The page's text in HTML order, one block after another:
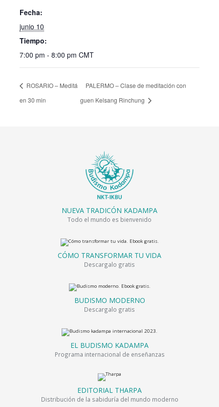
Fecha:
junio 10
Tiempo:
7:00 pm - 8:00 pm CMT
ROSARIO – Meditá
en 30 min
PALERMO – Clase de meditación con
guen Kelsang Rinchung
NUEVA TRADICÓN KADAMPA
Todo el mundo es bienvenido
CÓMO TRANSFORMAR TU VIDA
Descargalo gratis
BUDISMO MODERNO
Descargalo gratis
EL BUDISMO KADAMPA
Programa internacional de enseñanzas
EDITORIAL THARPA
Distribución de la sabiduría del mundo moderno